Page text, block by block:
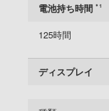
電池持ち時間 ＊1
125時間
ディスプレイ